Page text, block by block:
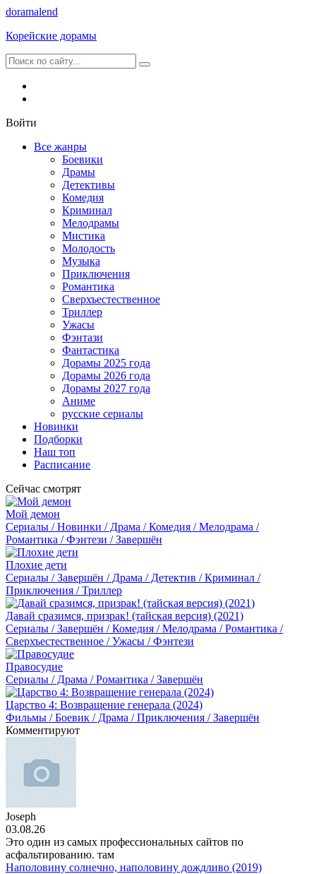
doramalend
Корейские дорамы
Войти
Все жанры
Боевики
Драмы
Детективы
Комедия
Криминал
Мелодрамы
Мистика
Молодость
Музыка
Приключения
Романтика
Сверхъестественное
Триллер
Ужасы
Фэнтази
Фантастика
Дорамы 2025 года
Дорамы 2026 года
Дорамы 2027 года
Аниме
русские сериалы
Новинки
Подборки
Наш топ
Расписание
Сейчас смотрят
Мой демон
Сериалы / Новинки / Драма / Комедия / Мелодрама /
Романтика / Фэнтези / Завершён
Плохие дети
Сериалы / Завершён / Драма / Детектив / Криминал /
Приключения / Триллер
Давай сразимся, призрак! (тайская версия) (2021)
Сериалы / Завершён / Комедия / Мелодрама / Романтика /
Сверхъестественное / Ужасы / Фэнтези
Правосудие
Сериалы / Драма / Романтика / Завершён
Царство 4: Возвращение генерала (2024)
Фильмы / Боевик / Драма / Приключения / Завершён
Комментируют
Joseph
03.08.26
Это один из самых профессиональных сайтов по
асфальтированию. там
Наполовину солнечно, наполовину дождливо (2019)